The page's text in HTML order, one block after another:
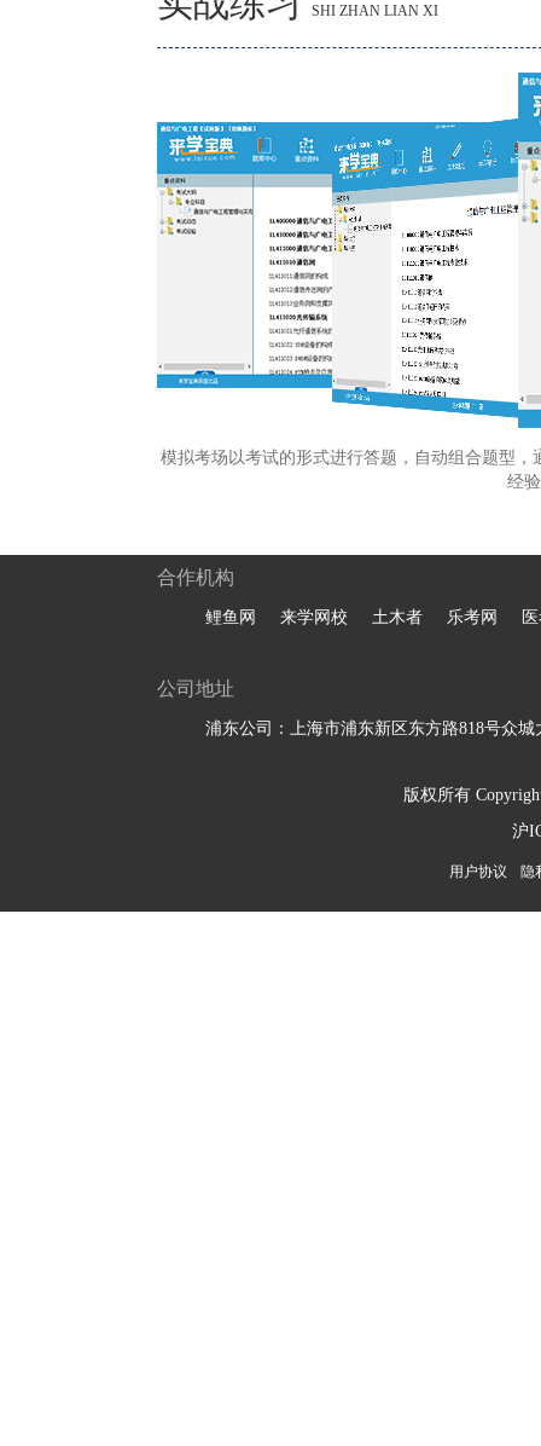
SHI ZHAN LIAN XI
模拟考场以考试的形式进行答题，自动组合题型
经
合作机构
鲤鱼网 来学网校 土木者 乐考网
公司地址
浦东公司：上海市浦东新区东方路818号众城
版权所有
沪
用户协议 隐